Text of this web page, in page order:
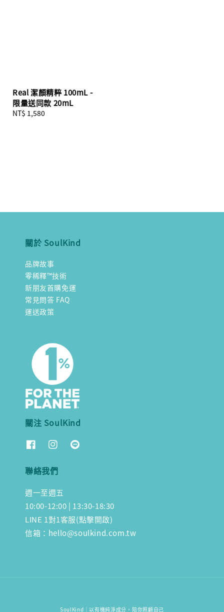
Real 潔顏精粹 100mL -
限量送同款 20mL
Regular
NT$ 1,580
關於 SoulKind
品牌故事
零稀釋™技術
新朋友首購免運
常見問答 FAQ
運送政策
關注 SoulKind
聯絡我們
週一至週五
10:00-12:00 | 13:30-18:30
LINE 1對1客服(點擊開啟)
信箱：hello@soulkind.com.tw
SoulKind｜以有機純淨成分，陪你照顧自己